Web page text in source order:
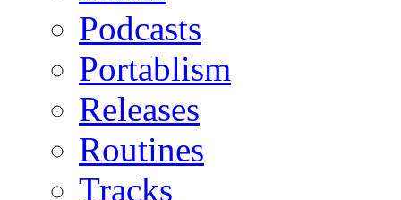
Podcasts
Portablism
Releases
Routines
Tracks